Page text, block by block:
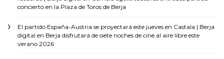
concierto en la Plaza de Toros de Berja
El partido España-Austria se proyectará este jueves en Castala | Berja
digital en Berja disfrutará de siete noches de cine al aire libre este
verano 2026